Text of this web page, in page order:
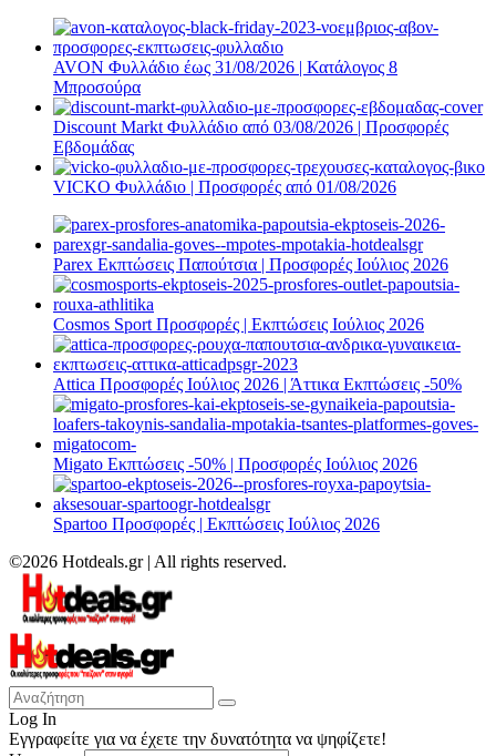
AVON Φυλλάδιο έως 31/08/2026 | Κατάλογος 8
Μπροσούρα
Discount Markt Φυλλάδιο από 03/08/2026 | Προσφορές
Εβδομάδας
VICKO Φυλλάδιο | Προσφορές από 01/08/2026
Parex Εκπτώσεις Παπούτσια | Προσφορές Ιούλιος 2026
Cosmos Sport Προσφορές | Εκπτώσεις Ιούλιος 2026
Attica Προσφορές Ιούλιος 2026 | Άττικα Εκπτώσεις -50%
Migato Εκπτώσεις -50% | Προσφορές Ιούλιος 2026
Spartoo Προσφορές | Εκπτώσεις Ιούλιος 2026
©2026 Hotdeals.gr | All rights reserved.
Log In
Εγγραφείτε για να έχετε την δυνατότητα να ψηφίζετε!